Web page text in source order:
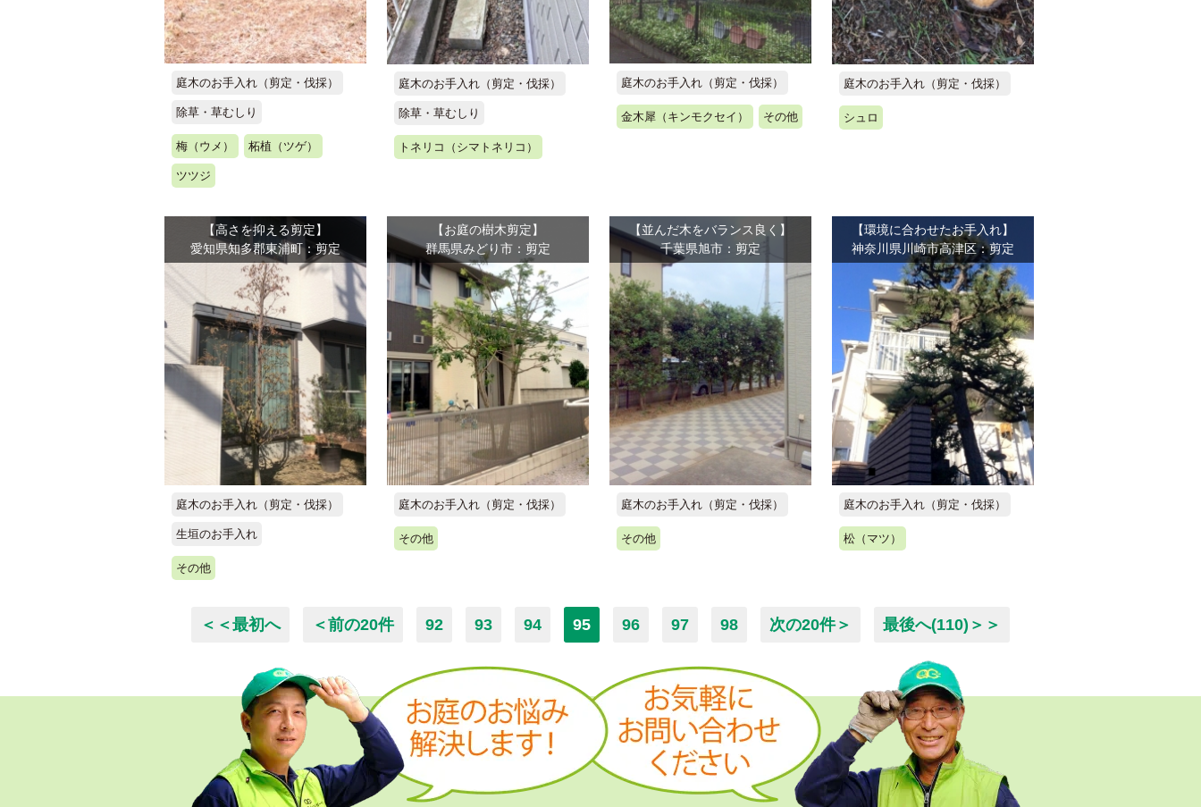
庭木のお手入れ（剪定・伐採）
除草・草むしり
梅（ウメ） 柘植（ツゲ）
ツツジ
庭木のお手入れ（剪定・伐採）
除草・草むしり
トネリコ（シマトネリコ）
庭木のお手入れ（剪定・伐採）
金木犀（キンモクセイ） その他
庭木のお手入れ（剪定・伐採）
シュロ
【高さを抑える剪定】
愛知県知多郡東浦町：剪定
庭木のお手入れ（剪定・伐採）
生垣のお手入れ
その他
【お庭の樹木剪定】
群馬県みどり市：剪定
庭木のお手入れ（剪定・伐採）
その他
【並んだ木をバランス良く】
千葉県旭市：剪定
庭木のお手入れ（剪定・伐採）
その他
【環境に合わせたお手入れ】
神奈川県川崎市高津区：剪定
庭木のお手入れ（剪定・伐採）
松（マツ）
＜＜最初へ ＜前の20件 92 93 94 95 96 97 98 次の20件＞ 最後へ(110)＞＞